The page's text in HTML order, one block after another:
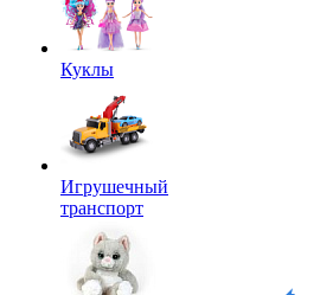
Куклы
Игрушечный
транспорт